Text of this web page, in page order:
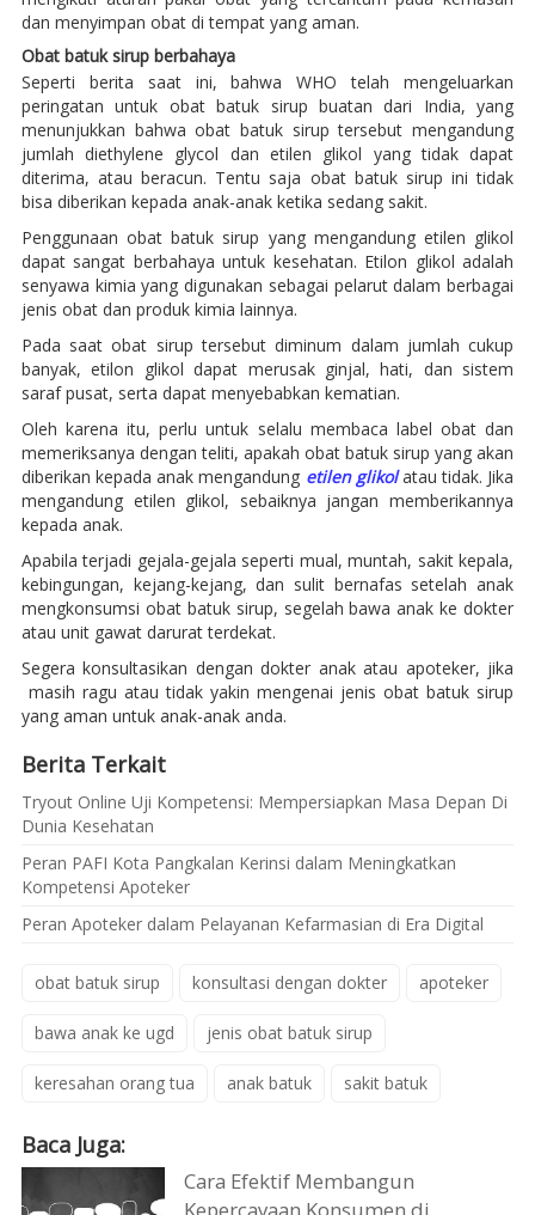
dan menyimpan obat di tempat yang aman.
Obat batuk sirup berbahaya
Seperti berita saat ini, bahwa WHO telah mengeluarkan
peringatan untuk obat batuk sirup buatan dari India, yang
menunjukkan bahwa obat batuk sirup tersebut mengandung
jumlah diethylene glycol dan etilen glikol yang tidak dapat
diterima, atau beracun. Tentu saja obat batuk sirup ini tidak
bisa diberikan kepada anak-anak ketika sedang sakit.
Penggunaan obat batuk sirup yang mengandung etilen glikol
dapat sangat berbahaya untuk kesehatan. Etilon glikol adalah
senyawa kimia yang digunakan sebagai pelarut dalam berbagai
jenis obat dan produk kimia lainnya.
Pada saat obat sirup tersebut diminum dalam jumlah cukup
banyak, etilon glikol dapat merusak ginjal, hati, dan sistem
saraf pusat, serta dapat menyebabkan kematian.
Oleh karena itu, perlu untuk selalu membaca label obat dan
memeriksanya dengan teliti, apakah obat batuk sirup yang akan
diberikan kepada anak mengandung etilen glikolatau tidak. Jika
mengandung etilen glikol, sebaiknya jangan memberikannya
kepada anak.
Apabila terjadi gejala-gejala seperti mual, muntah, sakit kepala,
kebingungan, kejang-kejang, dan sulit bernafas setelah anak
mengkonsumsi obat batuk sirup, segelah bawa anak ke dokter
atau unit gawat darurat terdekat.
Segera konsultasikan dengan dokter anak atau apoteker, jika
masih ragu atau tidak yakin mengenai jenis obat batuk sirup
yang aman untuk anak-anak anda.
Berita Terkait
Tryout Online Uji Kompetensi: Mempersiapkan Masa Depan Di
Dunia Kesehatan
Peran PAFI Kota Pangkalan Kerinsi dalam Meningkatkan
Kompetensi Apoteker
Peran Apoteker dalam Pelayanan Kefarmasian di Era Digital
obat batuk sirup konsultasi dengan dokter apoteker
bawa anak ke ugd jenis obat batuk sirup
keresahan orang tua anak batuk sakit batuk
Baca Juga:
Cara Efektif Membangun